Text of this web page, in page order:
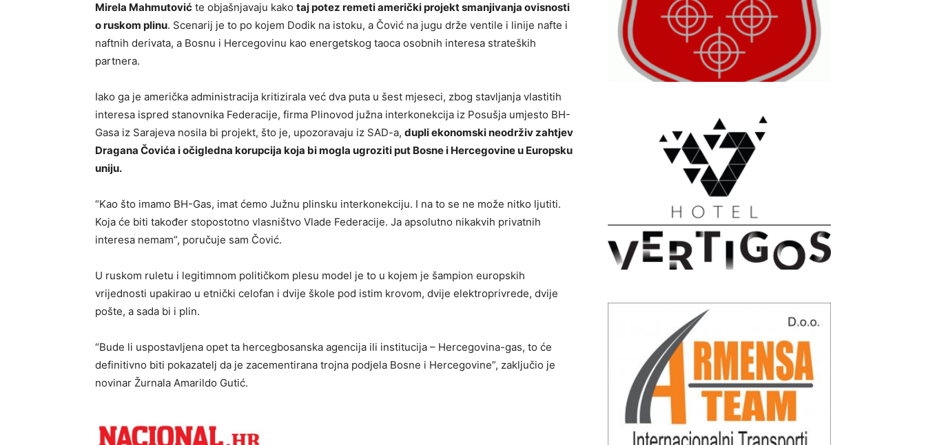
Mirela Mahmutović te objašnjavaju kako taj potez remeti američki projekt smanjivanja ovisnosti
o ruskom plinu. Scenarij je to po kojem Dodik na istoku, a Čović na jugu drže ventile i linije nafte i
naftnih derivata, a Bosnu i Hercegovinu kao energetskog taoca osobnih interesa strateških
partnera.
Iako ga je američka administracija kritizirala već dva puta u šest mjeseci, zbog stavljanja vlastitih
interesa ispred stanovnika Federacije, firma Plinovod južna interkonekcija iz Posušja umjesto BH-
Gasa iz Sarajeva nosila bi projekt, što je, upozoravaju iz SAD-a, dupli ekonomski neodrživ zahtjev
Dragana Čovića i očigledna korupcija koja bi mogla ugroziti put Bosne i Hercegovine u Europsku
uniju.
“Kao što imamo BH-Gas, imat ćemo Južnu plinsku interkonekciju. I na to se ne može nitko ljutiti.
Koja će biti također stopostotno vlasništvo Vlade Federacije. Ja apsolutno nikakvih privatnih
interesa nemam”, poručuje sam Čović.
U ruskom ruletu i legitimnom političkom plesu model je to u kojem je šampion europskih
vrijednosti upakirao u etnički celofan i dvije škole pod istim krovom, dvije elektroprivrede, dvije
pošte, a sada bi i plin.
“Bude li uspostavljena opet ta hercegbosanska agencija ili institucija – Hercegovina-gas, to će
definitivno biti pokazatelj da je zacementirana trojna podjela Bosne i Hercegovine”, zaključio je
novinar Žurnala Amarildo Gutić.